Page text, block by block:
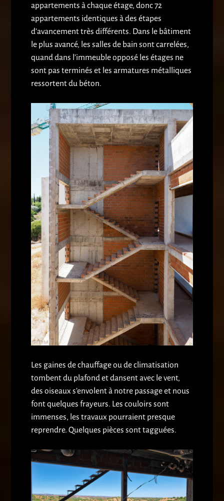
appartements à chaque étage, donc 72
appartements identiques à des étapes
d’avancement très différents. Dans le bâtiment
le plus avancé, les salles de bain sont carrelées,
quand dans l’immeuble opposé les étages ne
sont pas terminés et les armatures métalliques
ressortent du béton.
Les gaines de chauffage ou de climatisation
tombent du plafond et dansent avec le vent,
des oiseaux s’envolent à notre passage et nous
font quelques frayeurs. Les couloirs sont
immenses, les travaux pourraient presque
reprendre. Quelques pièces sont tagguées.